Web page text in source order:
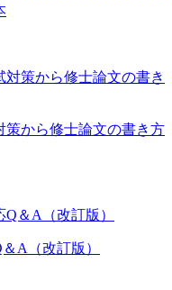
から修士論文の書き方
A（改訂版）